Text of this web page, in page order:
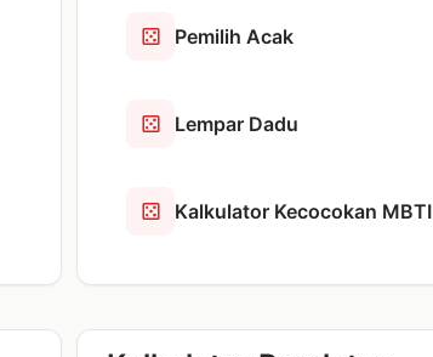
Pemilih Acak
Lempar Dadu
Kalkulator Kecocokan MBTI